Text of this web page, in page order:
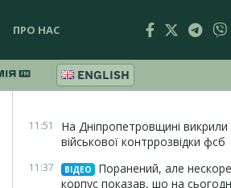
ПРО НАС
ENGLISH
11:51
На Дніпропетровщині викрили
військової контррозвідки фсб
11:37 ВІДЕО
Поранений, але
корпус показав, шо на